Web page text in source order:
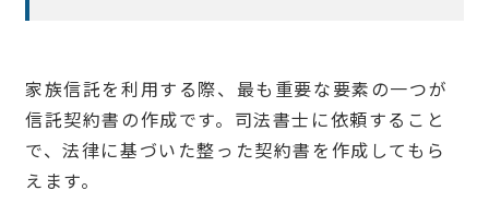
家族信託を利用する際、最も重要な要素の一つが
信託契約書の作成です。司法書士に依頼すること
で、法律に基づいた整った契約書を作成してもら
えます。